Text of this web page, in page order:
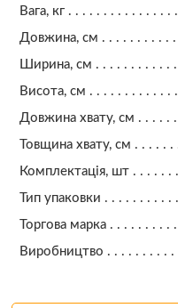
Вага, кг
Довжина, см
Ширина, см
Висота, см
Довжина хвату, см
Товщина хвату, см
Комплектація, шт
Тип упаковки
Торгова марка
Виробництво